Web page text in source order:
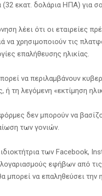
(32 εκατ. δολάρια ΗΠΑ) για
λέει ότι οι εταιρείες
να χρησιμοποιούν τις
επαλήθευσης ηλικίας.
να περιλαμβάνουν
ή τη λεγόμενη «εκτίμηση
δεν μπορούν να
των γονιών.
των Facebook,
λογαριασμούς εφήβων από
μπορεί να επαληθεύσει την